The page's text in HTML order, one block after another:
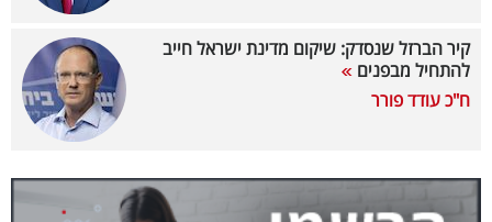
ניוזלטרים
קיר הברזל שנסדק: שיקום מדינת ישראל חייב
להתחיל מבפנים
ח"כ עודד פורר